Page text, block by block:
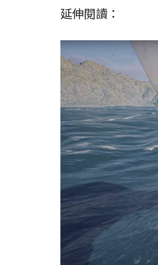
延伸閱讀：